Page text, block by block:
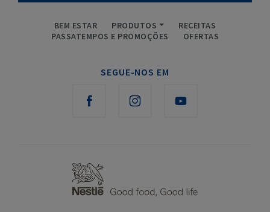
BEM ESTAR PRODUTOS
RECEITAS
PASSATEMPOS E PROMOÇÕES
OFERTAS
SEGUE-NOS EM